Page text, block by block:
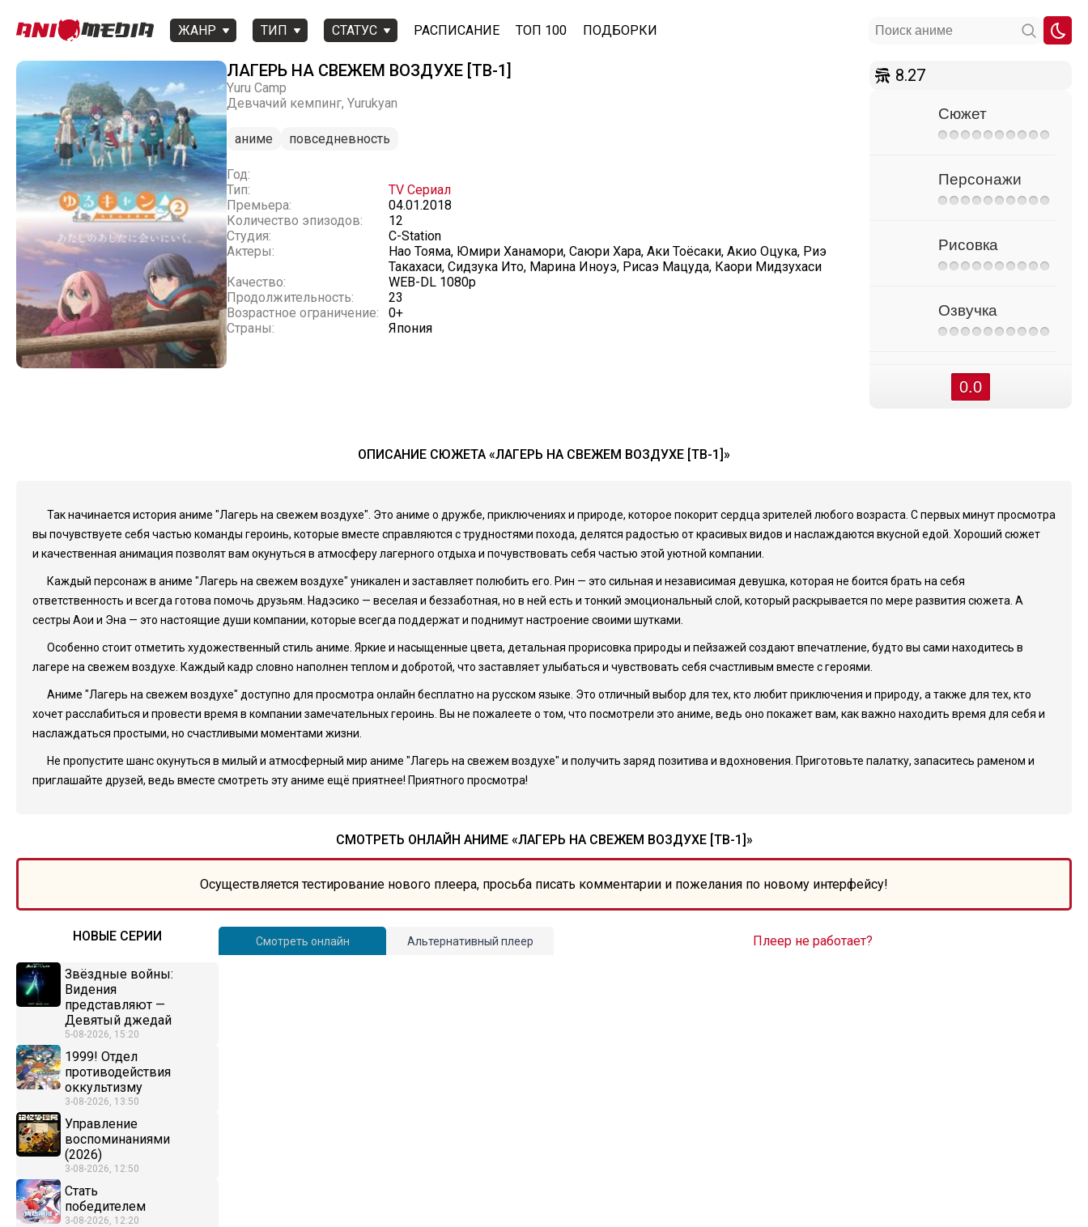
ЖАНР ТИП СТАТУС РАСПИСАНИЕ ТОП 100 ПОДБОРКИ
ЛАГЕРЬ НА СВЕЖЕМ ВОЗДУХЕ [ТВ-1]
Yuru Camp
Девчачий кемпинг, Yurukyan
аниме повседневность
Год:
Тип:
TV Сериал
Премьера:
04.01.2018
Количество эпизодов:
12
Студия:
C-Station
Актеры:
Нао Тояма, Юмири Ханамори, Саюри Хара, Аки Тоёсаки, Акио Оцука, Риэ
Такахаси, Сидзука Ито, Марина Иноуэ, Рисаэ Мацуда, Каори Мидзухаси
Качество:
WEB-DL 1080p
Продолжительность:
23
Возрастное ограничение:
0+
Страны:
Япония
8.27
Сюжет
Персонажи
Рисовка
Озвучка
0.0
ОПИСАНИЕ СЮЖЕТА «ЛАГЕРЬ НА СВЕЖЕМ ВОЗДУХЕ [ТВ-1]»
Так начинается история аниме "Лагерь на свежем воздухе". Это аниме о дружбе, приключениях и природе, которое покорит сердца зрителей любого возраста. С первых минут просмотра
вы почувствуете себя частью команды героинь, которые вместе справляются с трудностями похода, делятся радостью от красивых видов и наслаждаются вкусной едой. Хороший сюжет
и качественная анимация позволят вам окунуться в атмосферу лагерного отдыха и почувствовать себя частью этой уютной компании.
Каждый персонаж в аниме "Лагерь на свежем воздухе" уникален и заставляет полюбить его. Рин — это сильная и независимая девушка, которая не боится брать на себя
ответственность и всегда готова помочь друзьям. Надэсико — веселая и беззаботная, но в ней есть и тонкий эмоциональный слой, который раскрывается по мере развития сюжета. А
сестры Аои и Эна — это настоящие души компании, которые всегда поддержат и поднимут настроение своими шутками.
Особенно стоит отметить художественный стиль аниме. Яркие и насыщенные цвета, детальная прорисовка природы и пейзажей создают впечатление, будто вы сами находитесь в
лагере на свежем воздухе. Каждый кадр словно наполнен теплом и добротой, что заставляет улыбаться и чувствовать себя счастливым вместе с героями.
Аниме "Лагерь на свежем воздухе" доступно для просмотра онлайн бесплатно на русском языке. Это отличный выбор для тех, кто любит приключения и природу, а также для тех, кто
хочет расслабиться и провести время в компании замечательных героинь. Вы не пожалеете о том, что посмотрели это аниме, ведь оно покажет вам, как важно находить время для себя и
наслаждаться простыми, но счастливыми моментами жизни.
Не пропустите шанс окунуться в милый и атмосферный мир аниме "Лагерь на свежем воздухе" и получить заряд позитива и вдохновения. Приготовьте палатку, запаситесь раменом и
приглашайте друзей, ведь вместе смотреть эту аниме ещё приятнее! Приятного просмотра!
СМОТРЕТЬ ОНЛАЙН АНИМЕ «ЛАГЕРЬ НА СВЕЖЕМ ВОЗДУХЕ [ТВ-1]»
Осуществляется тестирование нового плеера, просьба писать комментарии и пожелания по новому интерфейсу!
НОВЫЕ СЕРИИ
Звёздные войны:
Видения
представляют —
Девятый джедай
5-08-2026, 15:20
1999! Отдел
противодействия
оккультизму
3-08-2026, 13:50
Управление
воспоминаниями
(2026)
3-08-2026, 12:50
Стать
победителем
3-08-2026, 12:20
Смотреть онлайн Альтернативный плеер Плеер не работает?